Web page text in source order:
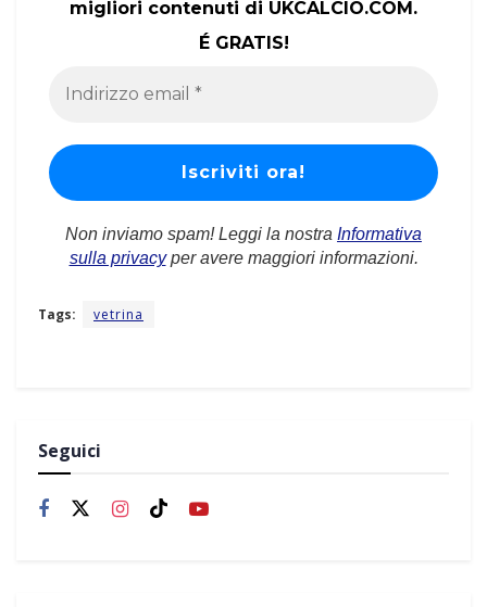
migliori contenuti di UKCALCIO.COM.
É GRATIS!
Non inviamo spam! Leggi la nostra Informativa
sulla privacyper avere maggiori informazioni.
Tags: vetrina
Seguici